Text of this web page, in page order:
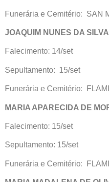
Funerária e Cemitério: SAN
JOAQUIM NUNES DA SILVA
Falecimento: 14/set
Sepultamento: 15/set
Funerária e Cemitério:
MARIA APARECIDA DE
Falecimento: 15/set
Sepultamento: 15/set
Funerária e Cemitério: